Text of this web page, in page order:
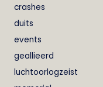
crashes
duits
events
geallieerd
luchtoorlogzeist